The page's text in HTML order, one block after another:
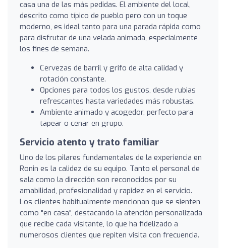
casa una de las más pedidas. El ambiente del local,
descrito como típico de pueblo pero con un toque
moderno, es ideal tanto para una parada rápida como
para disfrutar de una velada animada, especialmente
los fines de semana.
Cervezas de barril y grifo de alta calidad y
rotación constante.
Opciones para todos los gustos, desde rubias
refrescantes hasta variedades más robustas.
Ambiente animado y acogedor, perfecto para
tapear o cenar en grupo.
Servicio atento y trato familiar
Uno de los pilares fundamentales de la experiencia en
Ronin es la calidez de su equipo. Tanto el personal de
sala como la dirección son reconocidos por su
amabilidad, profesionalidad y rapidez en el servicio.
Los clientes habitualmente mencionan que se sienten
como "en casa", destacando la atención personalizada
que recibe cada visitante, lo que ha fidelizado a
numerosos clientes que repiten visita con frecuencia.